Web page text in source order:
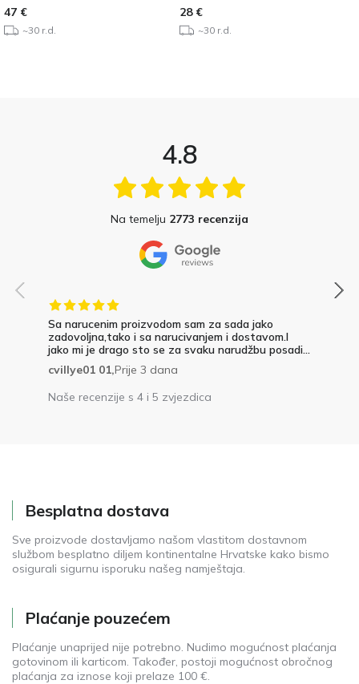
47 €
~30 r.d.
28 €
~30 r.d.
4.8
Na temelju 2773 recenzija
Sa narucenim proizvodom sam za sada jako
zadovoljna,tako i sa narucivanjem i dostavom.I
jako mi je drago sto se za svaku narudžbu posadi...
cvillye01 01,Prije 3 dana
Naše recenzije s 4 i 5 zvjezdica
Besplatna dostava
Sve proizvode dostavljamo našom vlastitom dostavnom
službom besplatno diljem kontinentalne Hrvatske kako bismo
osigurali sigurnu isporuku našeg namještaja.
Plaćanje pouzećem
Plaćanje unaprijed nije potrebno. Nudimo mogućnost plaćanja
gotovinom ili karticom. Također, postoji mogućnost obročnog
plaćanja za iznose koji prelaze 100 €.